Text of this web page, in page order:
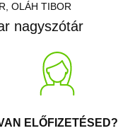
OLÁH TIBOR
nagyszótár
ELŐFIZETÉSED?